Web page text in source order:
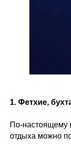
1. Фетхие,
По-настоящему
отдыха можно